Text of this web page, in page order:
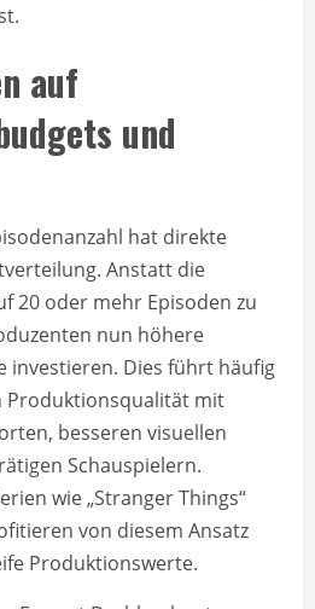
auf
und
hat direkte
Anstatt die
20 oder mehr Episoden zu
nun höhere
investieren. Dies führt häufig
Produktionsqualität mit
besseren visuellen
Schauspielern.
wie „Stranger Things“
von diesem Ansatz
Produktionswerte.